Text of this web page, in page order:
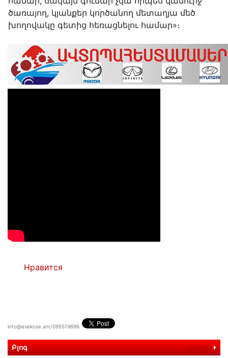
ծառայող, կյանքեր կործանող մետաղյա մեծ
խողովակը գետից հեռացնելու համար»։
Нравится
info@asekose.am/095519696
Բլոգ ավելին